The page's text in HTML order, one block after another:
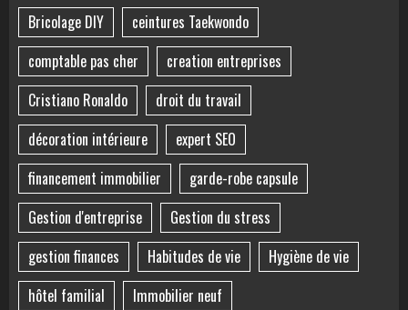
Bricolage DIY
ceintures Taekwondo
comptable pas cher
creation entreprises
Cristiano Ronaldo
droit du travail
décoration intérieure
expert SEO
financement immobilier
garde-robe capsule
Gestion d'entreprise
Gestion du stress
gestion finances
Habitudes de vie
Hygiène de vie
hôtel familial
Immobilier neuf